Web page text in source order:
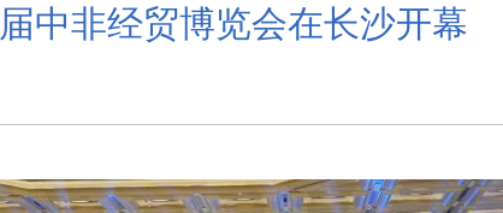
中非经贸博览会在长沙开幕